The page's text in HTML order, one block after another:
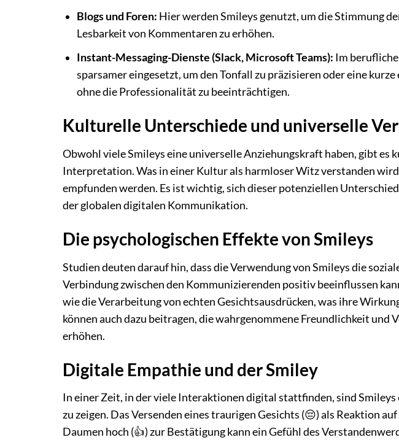
Blogs und Foren: Hier werden Smileys genutzt, um die Stimmung
Lesbarkeit von Kommentaren zu erhöhen.
Instant-Messaging-Dienste (Slack, Microsoft Teams): Im
sparsamer eingesetzt, um den Tonfall zu präzisieren oder eine
ohne die Professionalität zu beeinträchtigen.
Kulturelle Unterschiede und universelle
Obwohl viele Smileys eine universelle Anziehungskraft haben, gibt es
Interpretation. Was in einer Kultur als harmloser Witz verstanden
empfunden werden. Es ist wichtig, sich dieser potenziellen
der globalen digitalen Kommunikation.
Die psychologischen Effekte von Smileys
Studien deuten darauf hin, dass die Verwendung von Smileys die
Verbindung zwischen den Kommunizierenden positiv beeinflussen
wie die Verarbeitung von echten Gesichtsausdrücken, was ihre
können auch dazu beitragen, die wahrgenommene Freundlichkeit und
erhöhen.
Digitale Empathie und der Smiley
In einer Zeit, in der viele Interaktionen digital stattfinden, sind
zu zeigen. Das Versenden eines traurigen Gesichts (😔) als Reaktion
Daumen hoch (👍) zur Bestätigung kann ein Gefühl des